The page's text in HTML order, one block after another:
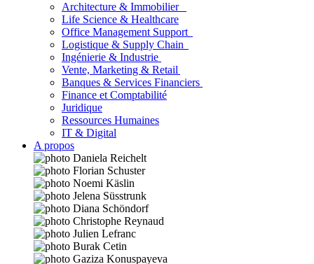
Architecture & Immobilier
Life Science & Healthcare
Office Management Support
Logistique & Supply Chain
Ingénierie & Industrie
Vente, Marketing & Retail
Banques & Services Financiers
Finance et Comptabilité
Juridique
Ressources Humaines
IT & Digital
A propos